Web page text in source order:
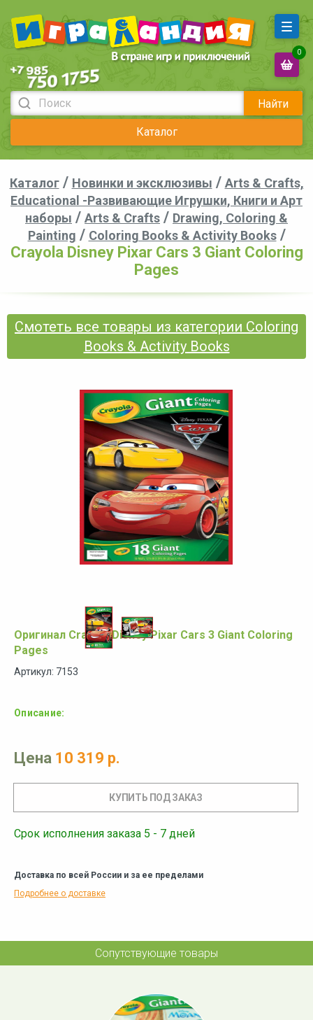
Найти
Каталог
0
Каталог/ Новинки и эксклюзивы / Arts & Crafts,
Educational -Развивающие Игрушки, Книги и Арт
наборы / Arts & Crafts / Drawing, Coloring &
Painting / Coloring Books & Activity Books/
Crayola Disney Pixar Cars 3 Giant Coloring
Pages
Смотеть все товары из категории Coloring
Books & Activity Books
Оригинал Crayola Disney Pixar Cars 3 Giant Coloring
Pages
Артикул: 7153
Описание:
Цена 10 319 р.
Срок исполнения заказа 5 - 7 дней
Доставка по всей России и за ее пределами
Подробнее о доставке
Сопутствующие товары